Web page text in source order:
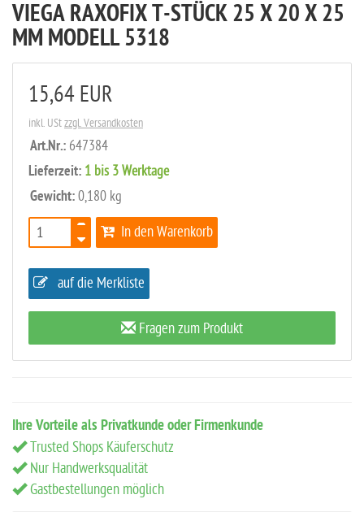
VIEGA RAXOFIX T-STÜCK 25 X 20 X 25
MM MODELL 5318
15,64 EUR
inkl. UStzzgl. Versandkosten
Art.Nr.: 647384
Lieferzeit: 1 bis 3 Werktage
Gewicht: 0,180 kg
In den Warenkorb
auf die Merkliste
Fragen zum Produkt
Ihre Vorteile als Privatkunde oder Firmenkunde
Trusted Shops Käuferschutz
Nur Handwerksqualität
Gastbestellungen möglich